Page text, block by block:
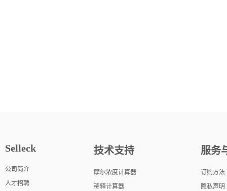
Selleck
公司简介
人才招聘
技术支持
摩尔浓度计算器
稀释计算器
服务
订购方法
隐私声明